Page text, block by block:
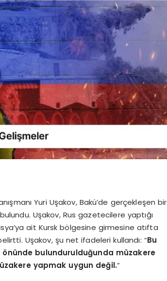
Yuri Uşakov, Bakü’de gerçekleşen bir
Uşakov, Rus gazetecilere yaptığı
ait Kursk bölgesine girmesine atıfta
Uşakov, şu net ifadeleri kullandı: “Bu
bulundurulduğunda müzakere
yapmak uygun değil.”